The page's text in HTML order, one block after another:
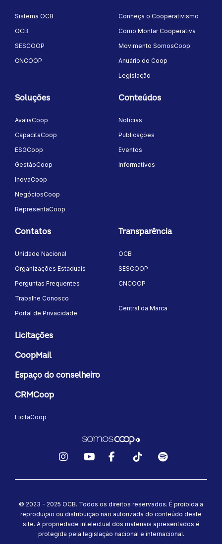
Sistema OCB
OCB
SESCOOP
CNCOOP
Conheça o Cooperativismo
Como Montar Cooperativa
Movimento SomosCoop
Anuário do Coop
Legislação
Soluções
AvaliaCoop
CapacitaCoop
ESGCoop
GestãoCoop
InovaCoop
NegóciosCoop
RepresentaCoop
Conteúdos
Notícias
Publicações
Eventos
Informativos
Contatos
Unidade Nacional
Organizações Estaduais
Perguntas Frequentes
Trabalhe Conosco
Portal de Privacidade
Transparência
OCB
SESCOOP
CNCOOP
Central da Marca
Licitações
CoopMail
Espaço do conselheiro
CRMCoop
LicitaCoop
© 2023 - 2025 OCB. Todos os direitos reservados. É proibida a
reprodução ou distribuição não autorizada do conteúdo deste
site. A propriedade intelectual dos materiais apresentados é
protegida pela legislação nacional e internacional.